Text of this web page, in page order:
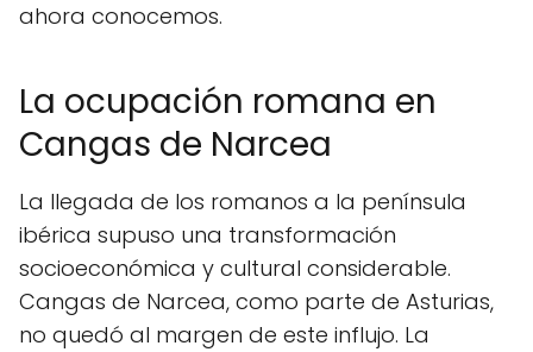
ahora conocemos.
La ocupación romana en
Cangas de Narcea
La llegada de los romanos a la península
ibérica supuso una transformación
socioeconómica y cultural considerable.
Cangas de Narcea, como parte de Asturias,
no quedó al margen de este influjo. La